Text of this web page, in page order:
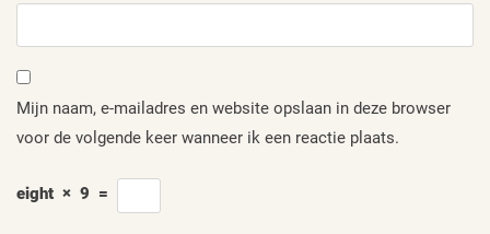
Mijn naam, e-mailadres en website opslaan in deze browser
voor de volgende keer wanneer ik een reactie plaats.
eight × 9 =